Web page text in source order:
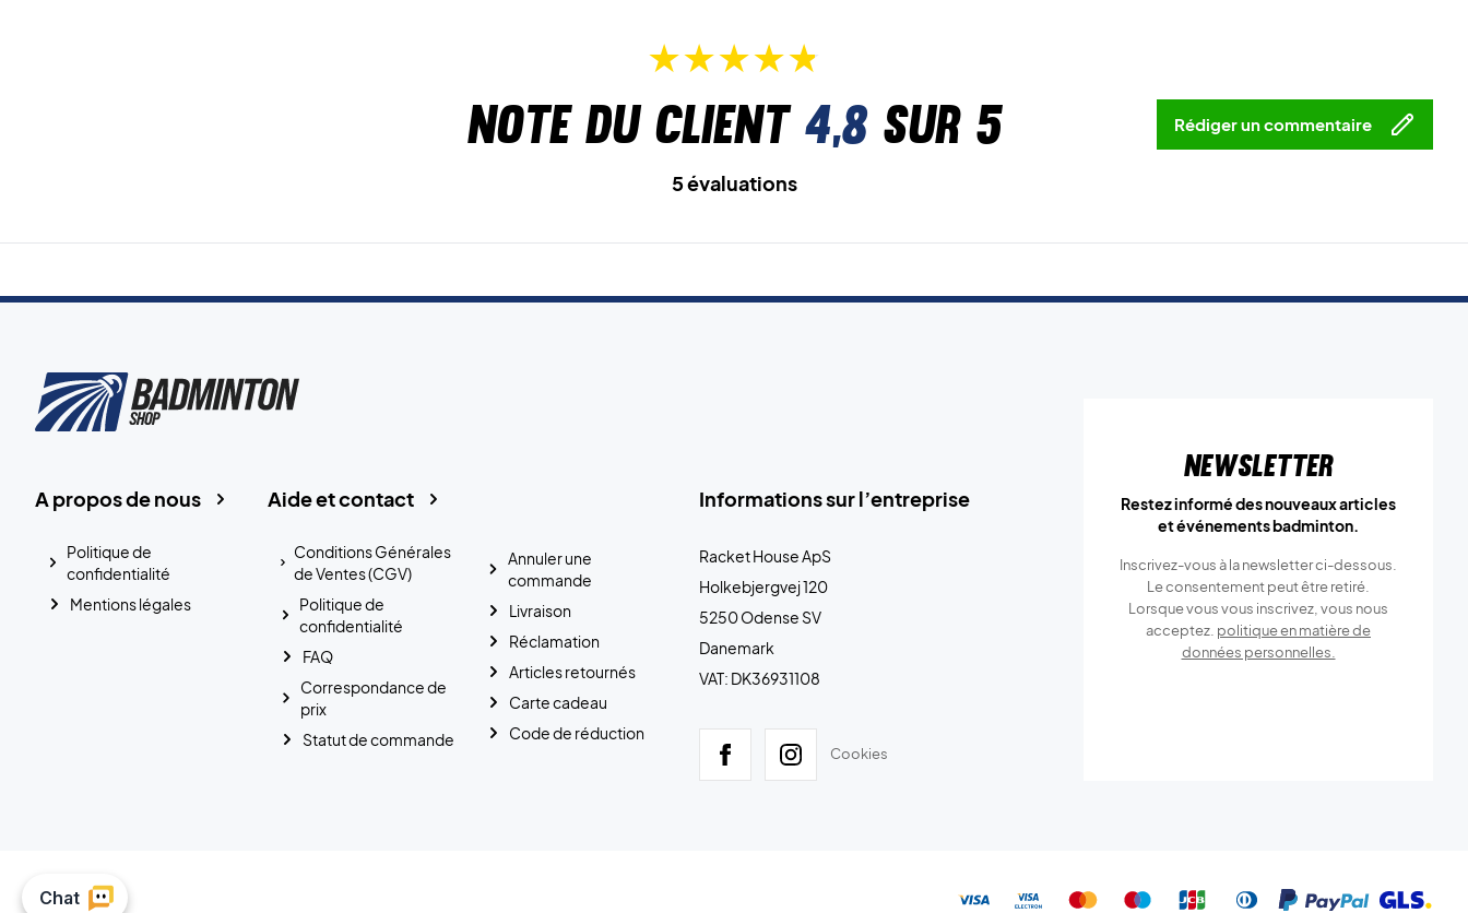
Note du client 4,8sur 5 Rédiger un commentaire
5 évaluations
Informations sur l’entreprise
Racket House ApS
Holkebjergvej 120
5250 Odense SV
Danemark
VAT: DK36931108
Cookies
Aide et contact
Conditions Générales
de Ventes (CGV)
Politique de
confidentialité
FAQ
Correspondance de
prix
Statut de commande
Annuler une
commande
Livraison
Réclamation
Articles retournés
Carte cadeau
Code de réduction
A propos de nous
Politique de
confidentialité
Mentions légales
Newsletter
Restez informé des nouveaux articles
et événements badminton.
Inscrivez-vous à la newsletter ci-dessous.
Le consentement peut être retiré.
Lorsque vous vous inscrivez, vous nous
acceptez. politique en matière de
données personnelles.